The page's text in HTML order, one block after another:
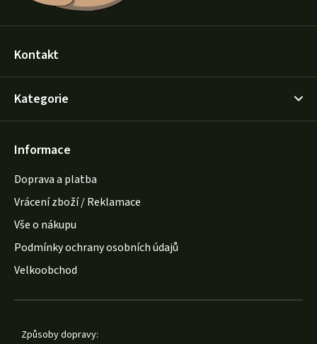
Kontakt
Kategorie
Informace
Doprava a platba
Vrácení zboží / Reklamace
Vše o nákupu
Podmínky ochrany osobních údajů
Velkoobchod
Způsoby dopravy: